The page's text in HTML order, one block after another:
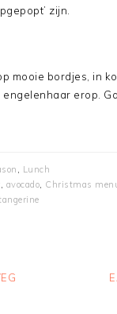
zijn.
mooie bordjes, in
engelenhaar erop.
, Lunch
, avocado, Christmas